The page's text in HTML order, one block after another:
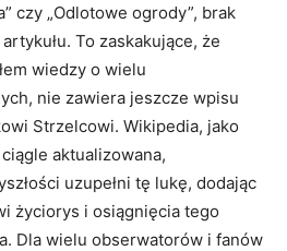
czy „Odlotowe ogrody”, brak
To zaskakujące, że
wiedzy o wielu
nie zawiera jeszcze wpisu
Strzelcowi. Wikipedia, jako
aktualizowana,
uzupełni tę lukę, dodając
życiorys i osiągnięcia tego
Dla wielu obserwatorów i fanów